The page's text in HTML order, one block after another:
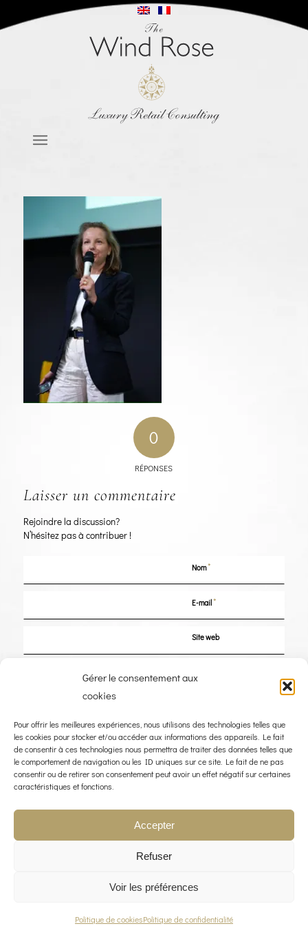
Gérer le consentement aux
cookies
Pour offrir les meilleures expériences, nous utilisons des technologies telles que
les cookies pour stocker et/ou accéder aux informations des appareils. Le fait
de consentir à ces technologies nous permettra de traiter des données telles que
le comportement de navigation ou les ID uniques sur ce site. Le fait de ne pas
consentir ou de retirer son consentement peut avoir un effet négatif sur certaines
caractéristiques et fonctions.
Accepter
Refuser
Voir les préférences
Politique de cookiesPolitique de confidentialité
0
RÉPONSES
Laisser un commentaire
Rejoindre la discussion?
N’hésitez pas à contribuer !
Nom*
E-mail*
Site web
Enregistrer mon nom, mon e-mail et mon site dans le navigateur pour mon
prochain commentaire.
© COPYRIGHT 2023 - THE WIND ROSE - WEBDESIGN :
POLITIQUE DE CONFIDENTIALITÉ CONTACT